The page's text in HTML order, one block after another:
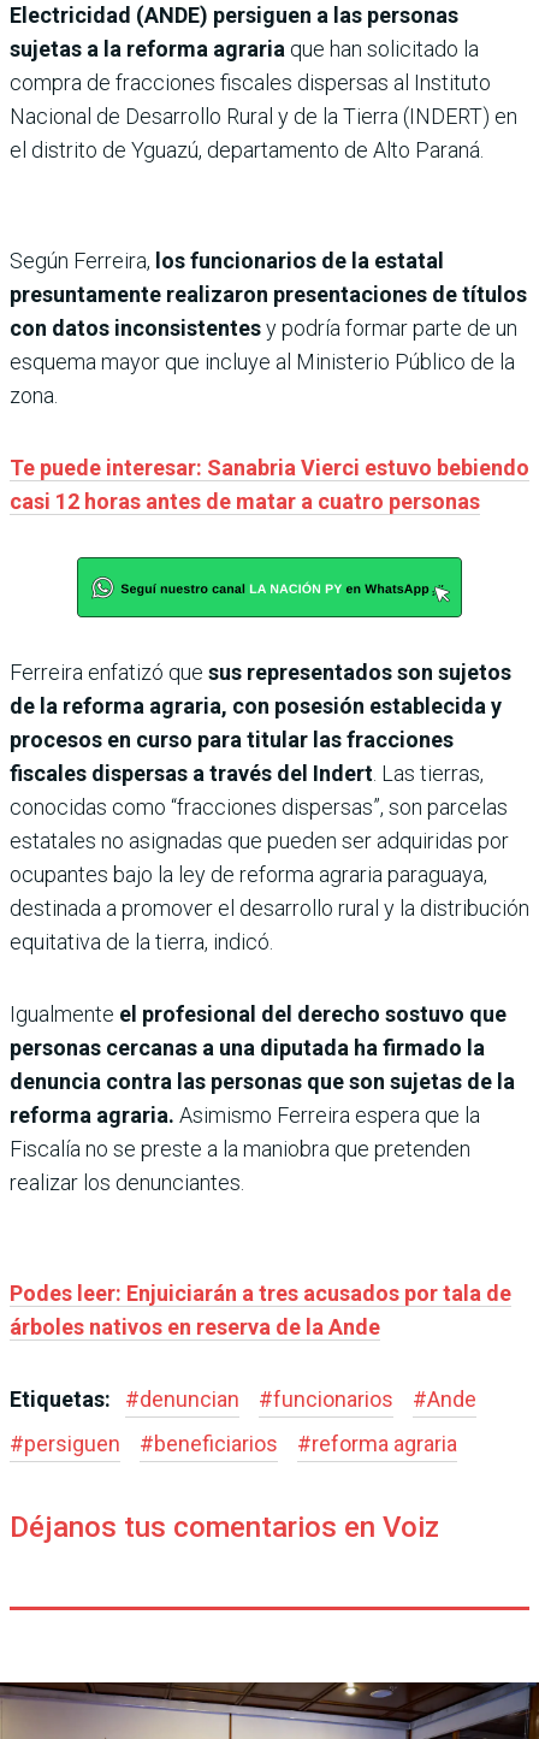
Electricidad (ANDE) persiguen a las personas
sujetas a la reforma agraria que han solicitado la
compra de fracciones fiscales dispersas al Instituto
Nacional de Desarrollo Rural y de la Tierra (INDERT) en
el distrito de Yguazú, departamento de Alto Paraná.
Según Ferreira, los funcionarios de la estatal
presuntamente realizaron presentaciones de títulos
con datos inconsistentesy podría formar parte de un
esquema mayor que incluye al Ministerio Público de la
zona.
Te puede interesar: Sanabria Vierci estuvo bebiendo
casi 12 horas antes de matar a cuatro personas
Ferreira enfatizó que sus representados son sujetos
de la reforma agraria, con posesión establecida y
procesos en curso para titular las fracciones
fiscales dispersas a través del Indert . Las tierras,
conocidas como “fracciones dispersas”, son parcelas
estatales no asignadas que pueden ser adquiridas por
ocupantes bajo la ley de reforma agraria paraguaya,
destinada a promover el desarrollo rural y la distribución
equitativa de la tierra, indicó.
Igualmente el profesional del derecho sostuvo que
personas cercanas a una diputada ha firmado la
denuncia contra las personas que son sujetas de la
reforma agraria. Asimismo Ferreira espera que la
Fiscalía no se preste a la maniobra que pretenden
realizar los denunciantes.
Podes leer: Enjuiciarán a tres acusados por tala de
árboles nativos en reserva de la Ande
Etiquetas: #denuncian #funcionarios #Ande
#persiguen #beneficiarios #reforma agraria
Déjanos tus comentarios en Voiz